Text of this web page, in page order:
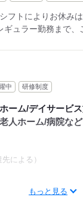
らし日勤が必要です
トのお仕事をご紹介
のご希望をお聞かせ
請後、最短で2日後
トによりお休みは
ギュラー勤務まで、
中 研修制度
ーム/デイサービ
人ホーム/病院など
による）
就業場所ごとに異な
もっと見る